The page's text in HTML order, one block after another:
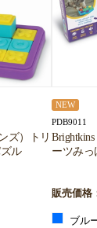
ズ）トリ
ル
NEW
PDB9011
ーツみ
販売価格
ブル